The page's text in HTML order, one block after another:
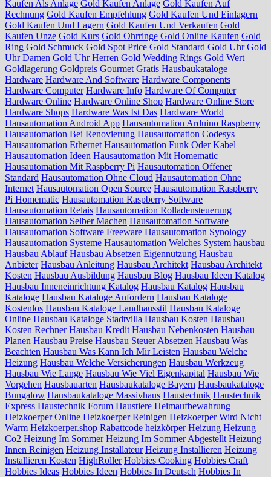
Kaufen Als Anlage Gold Kaufen Anlage Gold Kaufen Auf
Rechnung Gold Kaufen Empfehlung Gold Kaufen Und Einlagern
Gold Kaufen Und Lagern Gold Kaufen Und Verkaufen Gold
Kaufen Unze Gold Kurs Gold Ohrringe Gold Online Kaufen Gold
Ring Gold Schmuck Gold Spot Price Gold Standard Gold Uhr Gold
Uhr Damen Gold Uhr Herren Gold Wedding Rings Gold Wert
Goldlagerung Goldpreis Gourmet Gratis Hausbaukataloge
Hardware Hardware And Software Hardware Components
Hardware Computer Hardware Info Hardware Of Computer
Hardware Online Hardware Online Shop Hardware Online Store
Hardware Shops Hardware Was Ist Das Hardware World
Hausautomation Android App Hausautomation Arduino Raspberry
Hausautomation Bei Renovierung Hausautomation Codesys
Hausautomation Ethernet Hausautomation Funk Oder Kabel
Hausautomation Ideen Hausautomation Mit Homematic
Hausautomation Mit Raspberry Pi Hausautomation Offener
Standard Hausautomation Ohne Cloud Hausautomation Ohne
Internet Hausautomation Open Source Hausautomation Raspberry
Pi Homematic Hausautomation Raspberry Software
Hausautomation Relais Hausautomation Rolladensteuerung
Hausautomation Selber Machen Hausautomation Software
Hausautomation Software Freeware Hausautomation Synology
Hausautomation Systeme Hausautomation Welches System hausbau
Hausbau Ablauf Hausbau Absetzen Eigennutzung Hausbau
Anbieter Hausbau Anleitung Hausbau Architekt Hausbau Architekt
Kosten Hausbau Ausbildung Hausbau Blog Hausbau Ideen Katalog
Hausbau Inneneinrichtung Katalog Hausbau Katalog Hausbau
Kataloge Hausbau Kataloge Anfordern Hausbau Kataloge
Kostenlos Hausbau Kataloge Landhausstil Hausbau Kataloge
Online Hausbau Kataloge Stadtvilla Hausbau Kosten Hausbau
Kosten Rechner Hausbau Kredit Hausbau Nebenkosten Hausbau
Planen Hausbau Preise Hausbau Steuer Absetzen Hausbau Was
Beachten Hausbau Was Kann Ich Mir Leisten Hausbau Welche
Heizung Hausbau Welche Versicherungen Hausbau Werkzeug
Hausbau Wie Lange Hausbau Wie Viel Eigenkapital Hausbau Wie
Vorgehen Hausbauarten Hausbaukataloge Bayern Hausbaukataloge
Bungalow Hausbaukataloge Massivhaus Haustechnik Haustechnik
Express Haustechnik Forum Haustiere Heimaufbewahrung
Heizkoerper Online Heizkoerper Reinigen Heizkoerper Wird Nicht
Warm Heizkoerper.shop Rabattcode heizkörper Heizung Heizung
Co2 Heizung Im Sommer Heizung Im Sommer Abgestellt Heizung
Innen Reinigen Heizung Installateur Heizung Installieren Heizung
Installieren Kosten HighRoller Hobbies Cooking Hobbies Craft
Hobbies Ideas Hobbies Ideen Hobbies In Deutsch Hobbies In